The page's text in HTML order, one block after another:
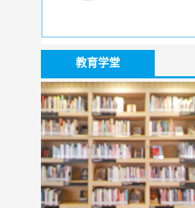
老师为我量
间，我对数
优迪家教推
刘**同学 四
教育学堂